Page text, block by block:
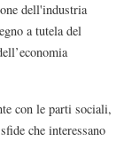
dell'industria
a tutela del
con le parti sociali,
che interessano